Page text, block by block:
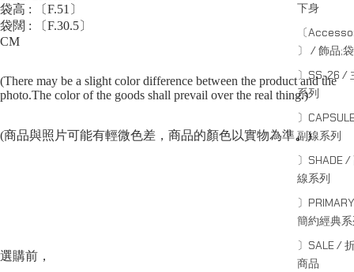
下身
〔
〕 / 飾品;袋
〕SS-26 /
系列
〕
副線系列
〕SHADE /
線系列
〕
簡約經典
〕SALE /
商品
袋高 : 〔F.51〕
袋闊 : 〔F.30.5〕
CM
(There may be a slight color difference between the product and the
photo.The color of the goods shall prevail over the real thing.)
(商品與照片可能有輕微色差，商品的顏色以實物為準。)
選購前，